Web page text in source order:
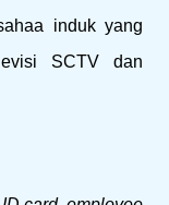
induk yang
SCTV dan